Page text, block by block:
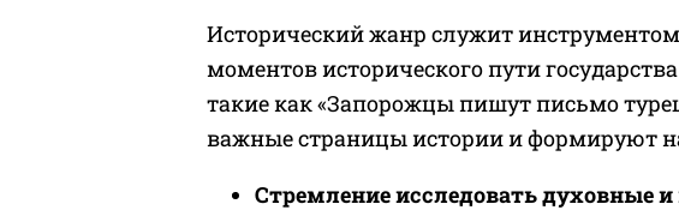
Исторический жанр служит
моментов исторического пути
такие как «Запорожцы пишут письмо
важные страницы истории и формируют
Стремление исследовать духовные